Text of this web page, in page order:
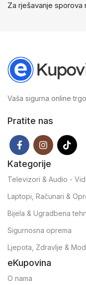
Za rješavanje sporova
Vaša sigurna online
Pratite nas
Kategorije
Televizori & Audio -
Laptopi, Računari &
Bijela & Ugradbena
Sigurnosna oprema
Ljepota, Zdravlje &
eKupovina
O nama